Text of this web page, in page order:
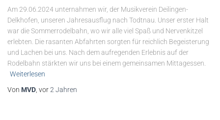
Am 29.06.2024 unternahmen wir, der Musikverein Deilingen-
Delkhofen, unseren Jahresausflug nach Todtnau. Unser erster Halt
war die Sommerrodelbahn, wo wir alle viel Spaß und Nervenkitzel
erlebten. Die rasanten Abfahrten sorgten für reichlich Begeisterung
und Lachen bei uns. Nach dem aufregenden Erlebnis auf der
Rodelbahn stärkten wir uns bei einem gemeinsamen Mittagessen.
Weiterlesen
Von MVD , vor2 Jahren